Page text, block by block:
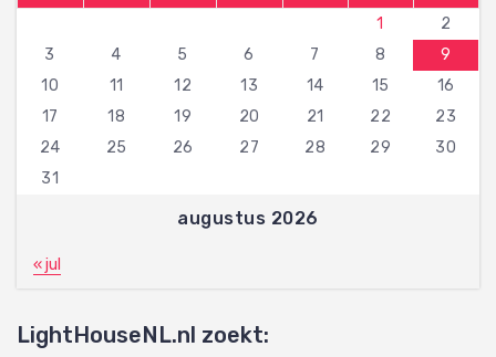
augustus 2026
1
2
3
4 5 6 7 8
9
10
11 12 13 14 15
16
17
18 19 20 21 22
23
24
25 26 27 28 29
30
31
« jul
LightHouseNL.nl zoekt: